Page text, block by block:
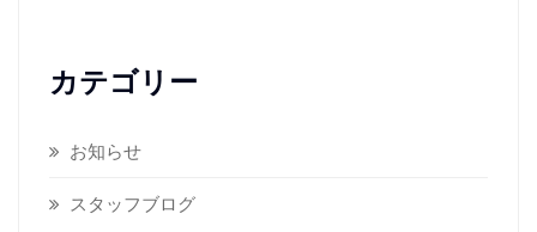
カテゴリー
お知らせ
スタッフブログ